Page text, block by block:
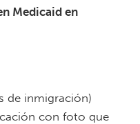
Medicaid en
de inmigración)
con foto que